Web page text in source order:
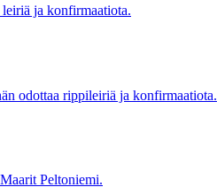
ja konfirmaatiota.
odottaa rippileiriä ja konfirmaatiota.
Peltoniemi.